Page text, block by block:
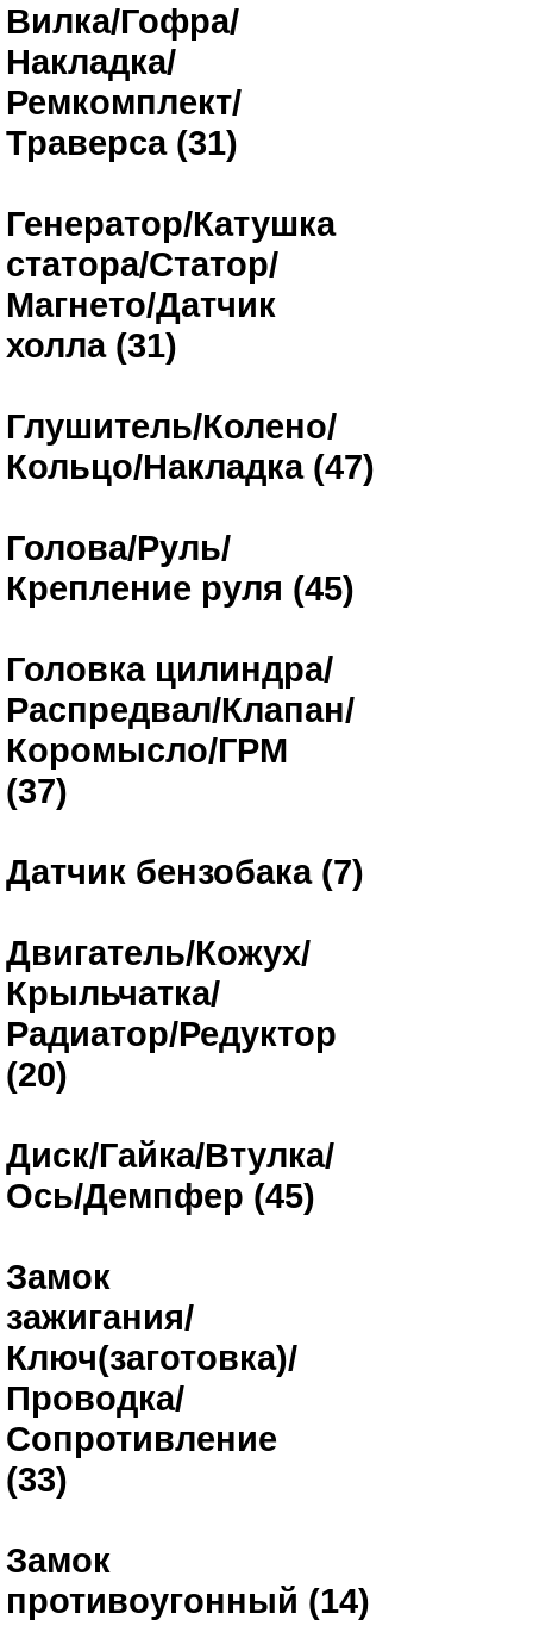
Вилка/Гофра/
Накладка/
Ремкомплект/
Траверса (31)
Генератор/Катушка
статора/Статор/
Магнето/Датчик
холла (31)
Глушитель/Колено/
Кольцо/Накладка (47)
Голова/Руль/
Крепление руля (45)
Головка цилиндра/
Распредвал/Клапан/
Коромысло/ГРМ
(37)
Датчик бензобака (7)
Двигатель/Кожух/
Крыльчатка/
Радиатор/Редуктор
(20)
Диск/Гайка/Втулка/
Ось/Демпфер (45)
Замок
зажигания/
Ключ(заготовка)/
Проводка/
Сопротивление
(33)
Замок
противоугонный (14)